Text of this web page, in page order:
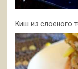
Киш из слоеного